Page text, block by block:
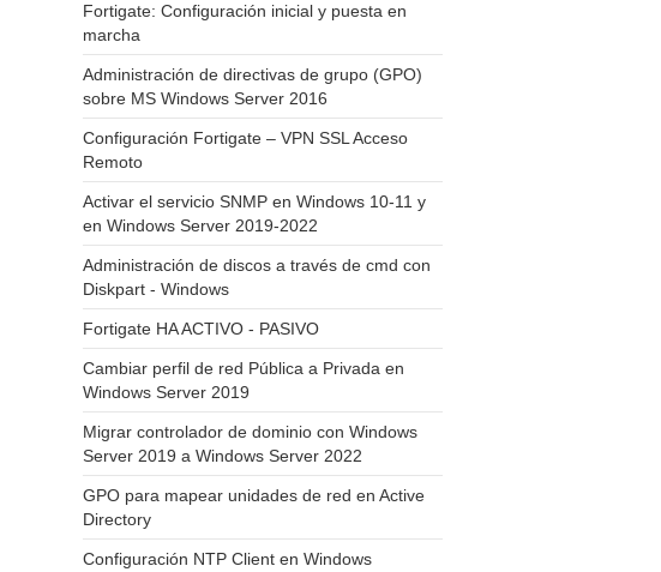
Fortigate: Configuración inicial y puesta en
marcha
Administración de directivas de grupo (GPO)
sobre MS Windows Server 2016
Configuración Fortigate – VPN SSL Acceso
Remoto
Activar el servicio SNMP en Windows 10-11 y
en Windows Server 2019-2022
Administración de discos a través de cmd con
Diskpart - Windows
Fortigate HA ACTIVO - PASIVO
Cambiar perfil de red Pública a Privada en
Windows Server 2019
Migrar controlador de dominio con Windows
Server 2019 a Windows Server 2022
GPO para mapear unidades de red en Active
Directory
Configuración NTP Client en Windows